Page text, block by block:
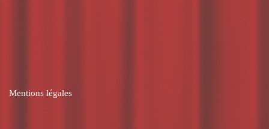
Mentions légales